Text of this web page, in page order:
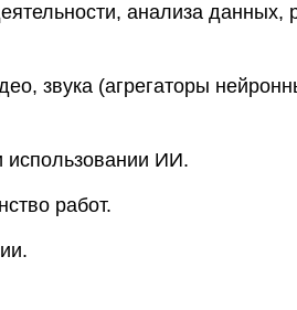
анализа данных,
звука (агрегаторы
использовании ИИ.
работ.